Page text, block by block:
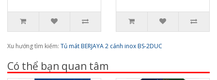
Xu hướng tìm kiếm: Tủ mát BERJAYA 2 cánh inox BS-2DUC
Có thể bạn quan tâm